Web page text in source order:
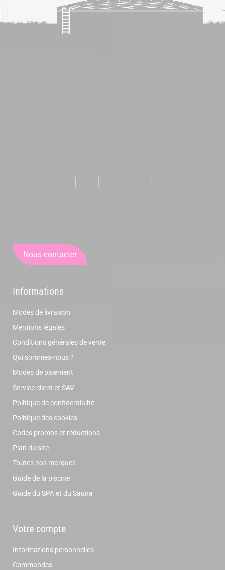
Nous contacter
Informations
Modes de livraison
Mentions légales
Conditions générales de vente
Qui sommes-nous ?
Modes de paiement
Service client et SAV
Politique de confidentialité
Politique des cookies
Codes promos et réductions
Plan du site
Toutes nos marques
Guide de la piscine
Guide du SPA et du Sauna
Votre compte
Informations personnelles
Commandes